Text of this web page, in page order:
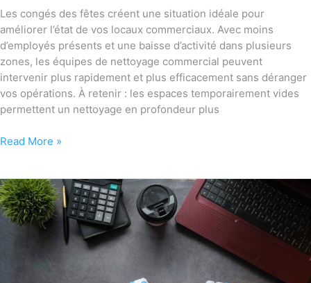
Les congés des fêtes créent une situation idéale pour
améliorer l’état de vos locaux commerciaux. Avec moins
d’employés présents et une baisse d’activité dans plusieurs
zones, les équipes de nettoyage commercial peuvent
intervenir plus rapidement et plus efficacement sans déranger
vos opérations. À retenir : les espaces temporairement vides
permettent un nettoyage en profondeur plus
Read More »
7
erreurs
fréquentes
l’entretien